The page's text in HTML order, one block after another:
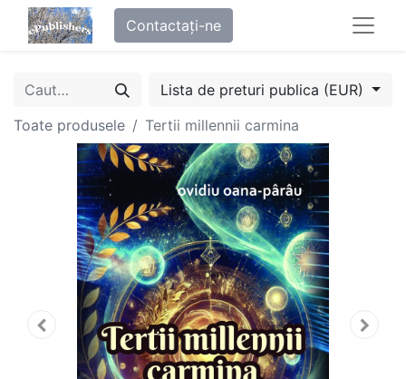
Contactați-ne
Lista de preturi publica (EUR)
Toate produsele
Tertii millennii carmina